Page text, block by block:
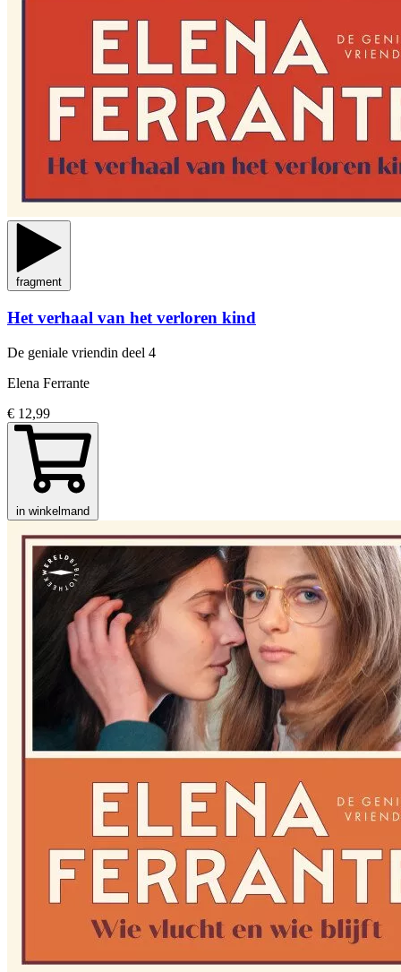
fragment
Het verhaal van het verloren kind
De geniale vriendin deel 4
Elena Ferrante
€ 12,99
in winkelmand